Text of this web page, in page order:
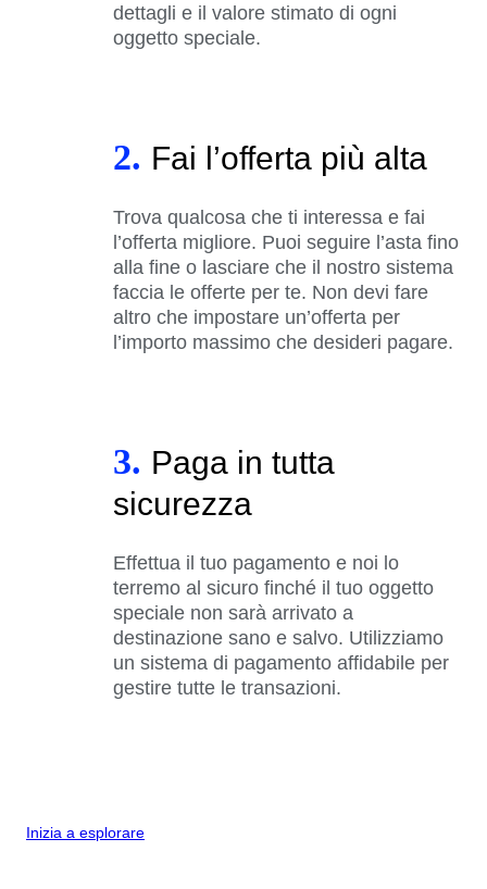
dettagli e il valore stimato di ogni
oggetto speciale.
2. Fai l’offerta più alta
Trova qualcosa che ti interessa e fai
l’offerta migliore. Puoi seguire l’asta fino
alla fine o lasciare che il nostro sistema
faccia le offerte per te. Non devi fare
altro che impostare un’offerta per
l’importo massimo che desideri pagare.
3. Paga in tutta
sicurezza
Effettua il tuo pagamento e noi lo
terremo al sicuro finché il tuo oggetto
speciale non sarà arrivato a
destinazione sano e salvo. Utilizziamo
un sistema di pagamento affidabile per
gestire tutte le transazioni.
Inizia a esplorare